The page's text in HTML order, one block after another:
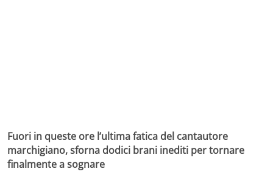
Fuori in queste ore l’ultima fatica del cantautore
marchigiano, sforna dodici brani inediti per tornare
finalmente a sognare